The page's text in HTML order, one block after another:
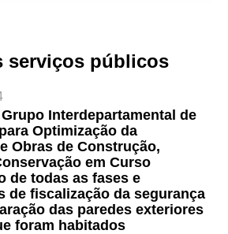
serviços públicos
Interdepartamental de
Optimização da
Obras de Construção,
em Curso
de todas as fases e
de fiscalização da segurança
das paredes exteriores
foram habitados